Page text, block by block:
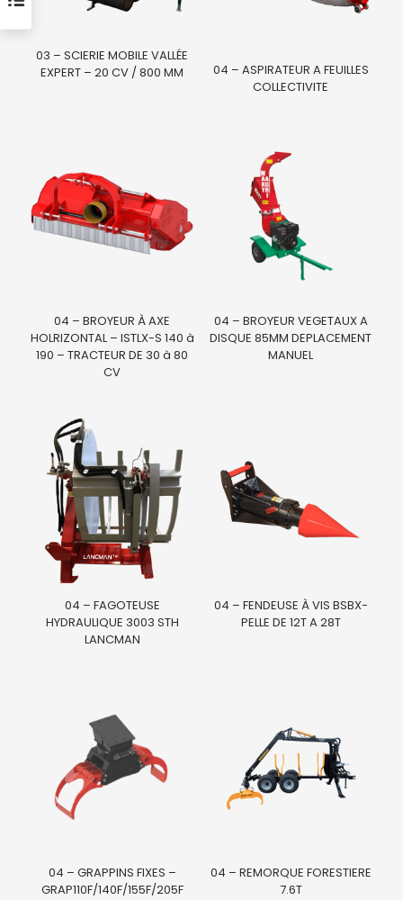
03 – SCIERIE MOBILE VALLÉE
EXPERT – 20 CV / 800 MM
04 – ASPIRATEUR A FEUILLES
COLLECTIVITE
04 – BROYEUR À AXE
HOLRIZONTAL – ISTLX-S 140 à
190 – TRACTEUR DE 30 à 80
CV
04 – BROYEUR VEGETAUX A
DISQUE 85MM DEPLACEMENT
MANUEL
04 – FAGOTEUSE
HYDRAULIQUE 3003 STH
LANCMAN
04 – FENDEUSE À VIS BSBX-
PELLE DE 12T A 28T
04 – GRAPPINS FIXES –
GRAP110F/140F/155F/205F
04 – REMORQUE FORESTIERE
7.6T